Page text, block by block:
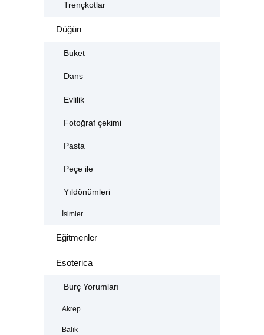
Trençkotlar
Düğün
Buket
Dans
Evlilik
Fotoğraf çekimi
Pasta
Peçe ile
Yıldönümleri
İsimler
Eğitmenler
Esoterica
Burç Yorumları
Akrep
Balık